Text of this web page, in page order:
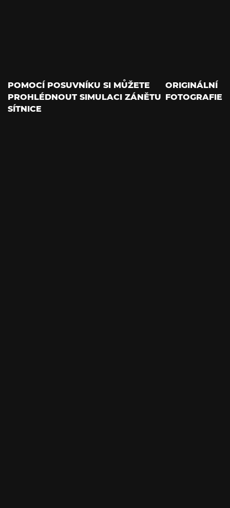
POMOCÍ POSUVNÍKU SI MŮŽETE
PROHLÉDNOUT SIMULACI ZÁNĚTU
SÍTNICE
ORIGINÁLNÍ
FOTOGRAFIE